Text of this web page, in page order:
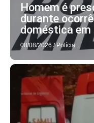
Homem é
durante
doméstica em
08/08/2026 / Polícia